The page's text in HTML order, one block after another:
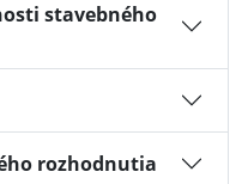
stavebného
rozhodnutia